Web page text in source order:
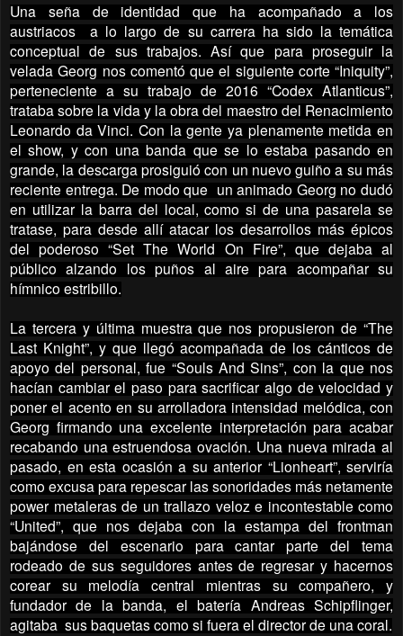
Una seña de identidad que ha acompañado a los
austriacos a lo largo de su carrera ha sido la temática
conceptual de sus trabajos. Así que para proseguir la
velada Georg nos comentó que el siguiente corte “Iniquity”,
perteneciente a su trabajo de 2016 “Codex Atlanticus”,
trataba sobre la vida y la obra del maestro del Renacimiento
Leonardo da Vinci. Con la gente ya plenamente metida en
el show, y con una banda que se lo estaba pasando en
grande, la descarga prosiguió con un nuevo guiño a su más
reciente entrega. De modo que un animado Georg no dudó
en utilizar la barra del local, como si de una pasarela se
tratase, para desde allí atacar los desarrollos más épicos
del poderoso “Set The World On Fire”, que dejaba al
público alzando los puños al aire para acompañar su
hímnico estribillo.
La tercera y última muestra que nos propusieron de “The
Last Knight”, y que llegó acompañada de los cánticos de
apoyo del personal, fue “Souls And Sins”, con la que nos
hacían cambiar el paso para sacrificar algo de velocidad y
poner el acento en su arrolladora intensidad melódica, con
Georg firmando una excelente interpretación para acabar
recabando una estruendosa ovación. Una nueva mirada al
pasado, en esta ocasión a su anterior “Lionheart”, serviría
como excusa para repescar las sonoridades más netamente
power metaleras de un trallazo veloz e incontestable como
“United”, que nos dejaba con la estampa del frontman
bajándose del escenario para cantar parte del tema
rodeado de sus seguidores antes de regresar y hacernos
corear su melodía central mientras su compañero, y
fundador de la banda, el batería Andreas Schipflinger,
agitaba sus baquetas como si fuera el director de una coral.